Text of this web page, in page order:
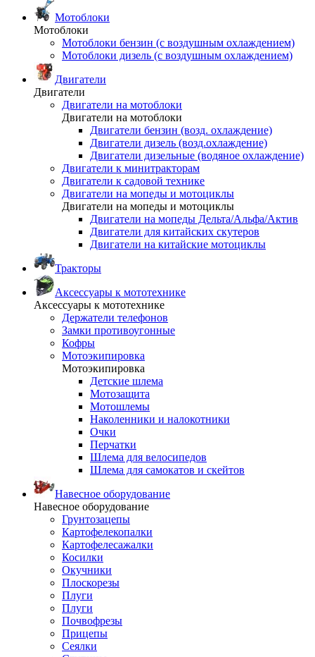
Мотоблоки
Мотоблоки
Мотоблоки бензин (с воздушным охлаждением)
Мотоблоки дизель (с воздушным охлаждением)
Двигатели
Двигатели
Двигатели на мотоблоки
Двигатели на мотоблоки
Двигатели бензин (возд. охлаждение)
Двигатели дизель (возд.охлаждение)
Двигатели дизельные (водяное охлаждение)
Двигатели к минитракторам
Двигатели к садовой технике
Двигатели на мопеды и мотоциклы
Двигатели на мопеды и мотоциклы
Двигатели на мопеды Дельта/Альфа/Актив
Двигатели для китайских скутеров
Двигатели на китайские мотоциклы
Тракторы
Аксессуары к мототехнике
Аксессуары к мототехнике
Держатели телефонов
Замки противоугонные
Кофры
Мотоэкипировка
Мотоэкипировка
Детские шлема
Мотозащита
Мотошлемы
Наколенники и налокотники
Очки
Перчатки
Шлема для велосипедов
Шлема для самокатов и скейтов
Навесное оборудование
Навесное оборудование
Грунтозацепы
Картофелекопалки
Картофелесажалки
Косилки
Окучники
Плоскорезы
Плуги
Плуги
Почвофрезы
Прицепы
Сеялки